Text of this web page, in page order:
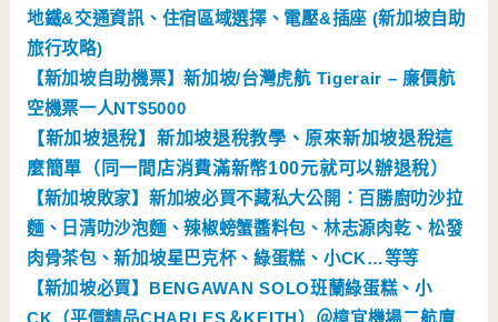
地鐵&交通資訊、住宿區域選擇、電壓&插座 (新加坡自助
旅行攻略)
【新加坡自助機票】新加坡/台灣虎航 Tigerair – 廉價航
空機票一人NT$5000
【新加坡退稅】新加坡退稅教學、原來新加坡退稅這
麼簡單（同一間店消費滿新幣100元就可以辦退稅）
【新加坡敗家】新加坡必買不藏私大公開：百勝廚叻沙拉
麵、日清叻沙泡麵、辣椒螃蟹醬料包、林志源肉乾、松發
肉骨茶包、新加坡星巴克杯、綠蛋糕、小CK…等等
【新加坡必買】BENGAWAN SOLO班蘭綠蛋糕、小
CK（平價精品CHARLES＆KEITH）＠樟宜機場二航廈